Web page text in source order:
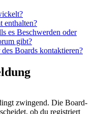
enthalten?
es Beschwerden oder
gibt?
Boards kontaktieren?
zwingend. Die Board-
ob du registriert